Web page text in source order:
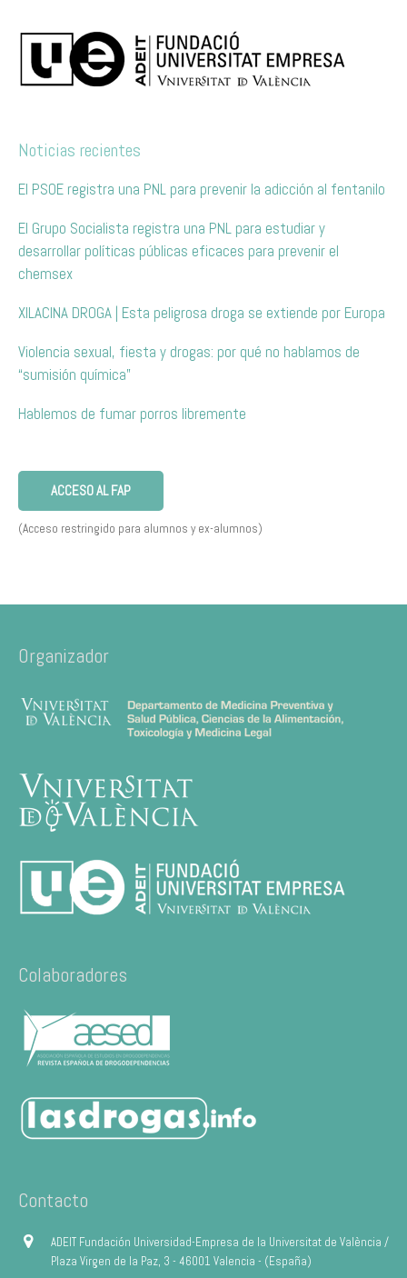
Noticias recientes
El PSOE registra una PNL para prevenir la adicción al fentanilo
El Grupo Socialista registra una PNL para estudiar y
desarrollar políticas públicas eficaces para prevenir el
chemsex
XILACINA DROGA | Esta peligrosa droga se extiende por Europa
Violencia sexual, fiesta y drogas: por qué no hablamos de
“sumisión química”
Hablemos de fumar porros libremente
ACCESO AL FAP
(Acceso restringido para alumnos y ex-alumnos)
Organizador
Colaboradores
Contacto
ADEIT Fundación Universidad-Empresa de la Universitat de València /
Plaza Virgen de la Paz, 3 - 46001 Valencia - (España)